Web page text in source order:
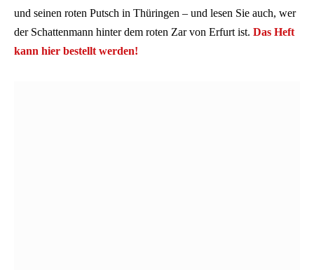
und seinen roten Putsch in Thüringen – und lesen Sie auch, wer
der Schattenmann hinter dem roten Zar von Erfurt ist. Das Heft
kann hier bestellt werden!